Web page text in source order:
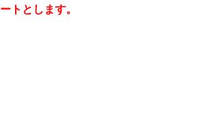
トとします。